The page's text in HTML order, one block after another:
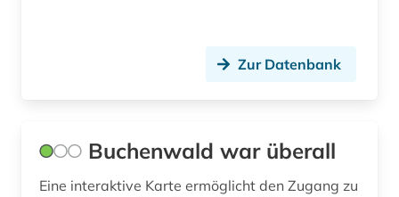
online-ressource (1)
Zur Datenbank
Buchenwald war überall
Eine interaktive Karte ermöglicht den Zugang zu